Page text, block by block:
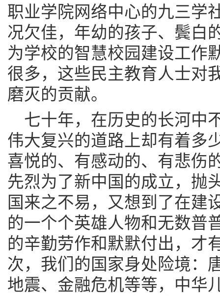
职业学院网络中心的九三学
况欠佳，年幼的孩子、鬓白
为学校的智慧校园建设工作
很多，这些民主教育人士对
磨灭的贡献。
七十年，在历史的长河中
伟大复兴的道路上却有着多
喜悦的、有感动的、有悲伤
先烈为了新中国的成立，抛
国来之不易，又想到了在建
的一个个英雄人物和无数普
的辛勤劳作和默默付出，才
次，我们的国家身处险境：
地震、金融危机等等，中华